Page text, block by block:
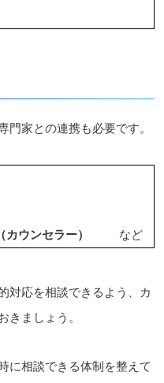
門家との連携も必要です。
カウンセラー）
など
対応を相談できるよう、カ
きましょう。
に相談できる体制を整えて